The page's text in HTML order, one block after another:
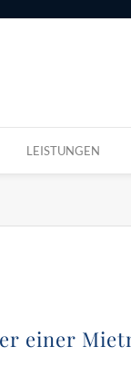
LEISTUNGEN
einer